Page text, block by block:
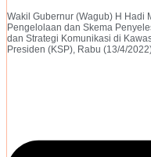
Wakil Gubernur (Wagub) H Hadi
Pengelolaan dan Skema
dan Strategi Komunikasi di
Presiden (KSP), Rabu (13/4/